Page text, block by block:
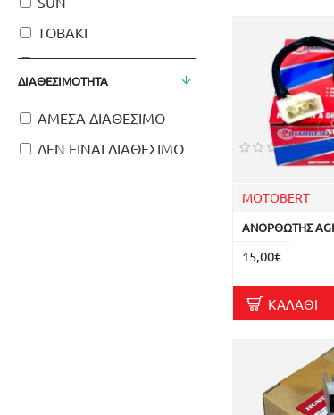
TOBAKI
HONDA
YAMAHA
ΔΙΑΘΕΣΙΜΌΤΗΤΑ
ΑΜΕΣΑ ΔΙΑΘΕΣΙΜΟ
ΔΕΝ ΕΙΝΑΙ ΔΙΑΘΕΣΙΜΟ
MOTOBERT
ΑΝΟΡΘΩΤΗΣ
15,00€
ΚΑΛΆΘΙ